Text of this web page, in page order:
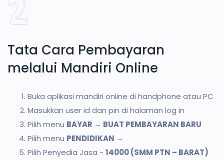
Tata Cara Pembayaran
melalui Mandiri Online
Buka aplikasi mandiri online di handphone atau PC
Masukkan user id dan pin di halaman log in
Pilih menu BAYAR → BUAT PEMBAYARAN BARU
Pilih menu PENDIDIKAN →
Pilih Penyedia Jasa - 14000 (SMM PTN – BARAT)